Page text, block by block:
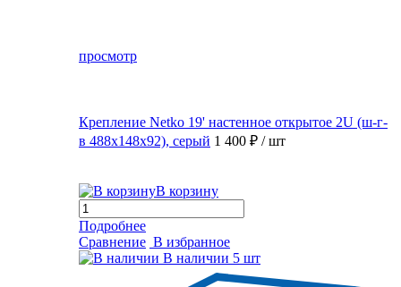
просмотр
Крепление Netko 19' настенное открытое 2U (ш-г-
в 488х148х92), серый 1 400 ₽ / шт
В корзину
Подробнее
Сравнение В избранное
В наличии 5 шт